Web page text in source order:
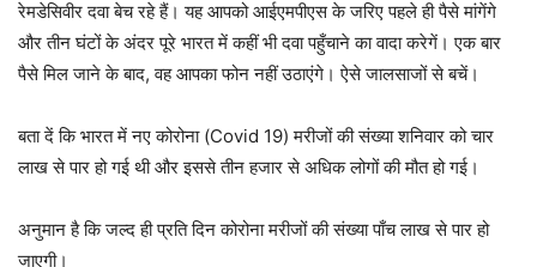
रेमडेसिवीर दवा बेच रहे हैं। यह आपको आईएमपीएस के जरिए पहले ही पैसे मांगेंगे
और तीन घंटों के अंदर पूरे भारत में कहीं भी दवा पहुँचाने का वादा करेगें। एक बार
पैसे मिल जाने के बाद, वह आपका फोन नहीं उठाएंगे। ऐसे जालसाजों से बचें।
बता दें कि भारत में नए कोरोना (Covid 19) मरीजों की संख्या शनिवार को चार
लाख से पार हो गई थी और इससे तीन हजार से अधिक लोगों की मौत हो गई।
अनुमान है कि जल्द ही प्रति दिन कोरोना मरीजों की संख्या पाँच लाख से पार हो
जाएगी।